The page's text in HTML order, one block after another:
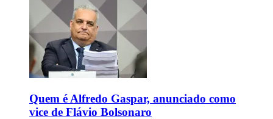
Quem é Alfredo Gaspar, anunciado como
vice de Flávio Bolsonaro